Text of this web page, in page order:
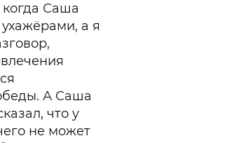
когда Саша
а я
А Саша
что у
не может